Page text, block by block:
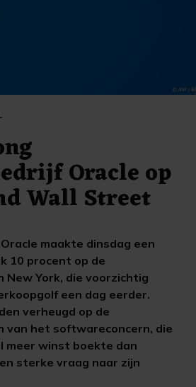
Oracle op
Wall Street
Oracle maakte dinsdag een
10 procent op de
New York, die voorzichtig
een dag eerder.
verheugd op de
het softwareconcern, die
meer winst boekte dan
sterke vraag naar zijn